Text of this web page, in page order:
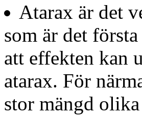
Atarax är det
som är det
att effekten kan
atarax. För
stor mängd